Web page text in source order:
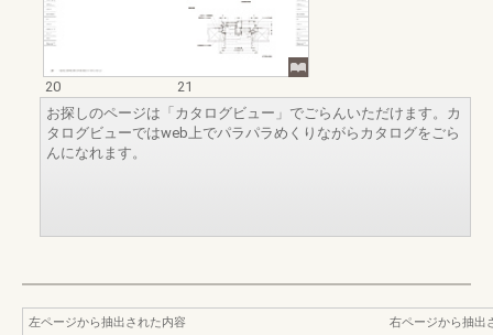
20
21
お探しのページは「カタログビュー」でごらんいただけます。カ
タログビューではweb上でパラパラめくりながらカタログをごら
んになれます。
左ページから抽出された内容
右ページから抽出